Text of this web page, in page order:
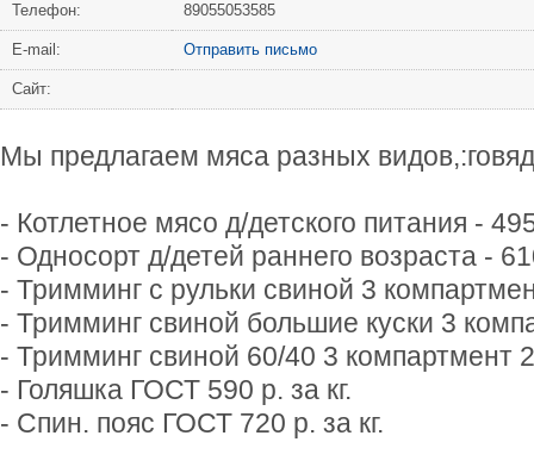
Телефон: 89055053585
Е-mail: Отправить письмо
Сайт:
Мы предлагаем мяса разных
- Котлетное мясо д/детского питания -
- Односорт д/детей раннего возраста -
- Тримминг с рульки свиной 3
- Тримминг свиной большие куски 3
- Тримминг свиной 60/40 3 компартмент
- Голяшка ГОСТ 590 р. за кг.
- Спин. пояс ГОСТ 720 р. за кг.